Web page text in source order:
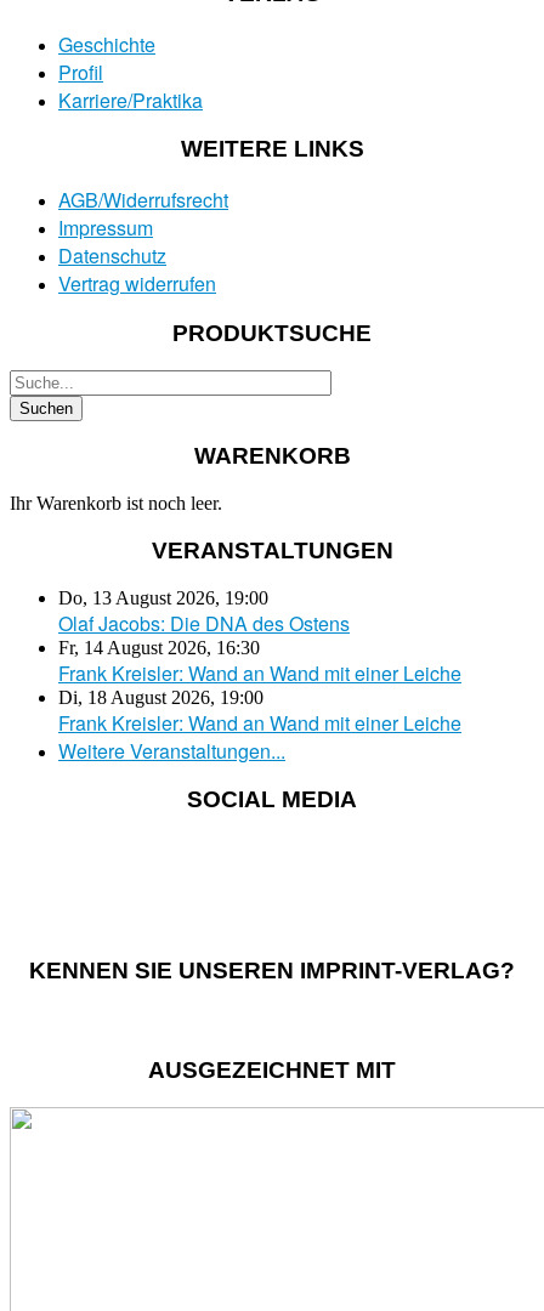
Geschichte
Profil
Karriere/Praktika
WEITERE LINKS
AGB/Widerrufsrecht
Impressum
Datenschutz
Vertrag widerrufen
PRODUKTSUCHE
WARENKORB
Ihr Warenkorb ist noch leer.
VERANSTALTUNGEN
Do, 13 August 2026, 19:00
Olaf Jacobs: Die DNA des Ostens
Fr, 14 August 2026, 16:30
Frank Kreisler: Wand an Wand mit einer Leiche
Di, 18 August 2026, 19:00
Frank Kreisler: Wand an Wand mit einer Leiche
Weitere Veranstaltungen...
SOCIAL MEDIA
KENNEN SIE UNSEREN IMPRINT-VERLAG?
AUSGEZEICHNET MIT